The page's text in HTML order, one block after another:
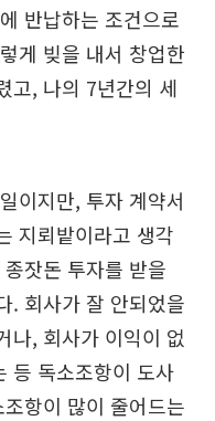
반납하는 조건으로
게 빚을 내서 창업한
고, 나의 7년간의 세
이지만, 투자 계약서
지뢰밭이라고 생각
잣돈 투자를 받을
. 회사가 잘 안되었을
나, 회사가 이익이 없
등 독소조항이 도사
항이 많이 줄어드는